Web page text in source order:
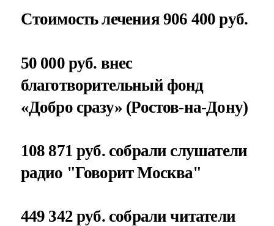
Стоимость лечения 906 400 руб.
50 000 руб. внес
благотворительный фонд
«Добро сразу» (Ростов-на-Дону)
108 871 руб. собрали слушатели
радио "Говорит Москва"
449 342 руб. собрали читатели